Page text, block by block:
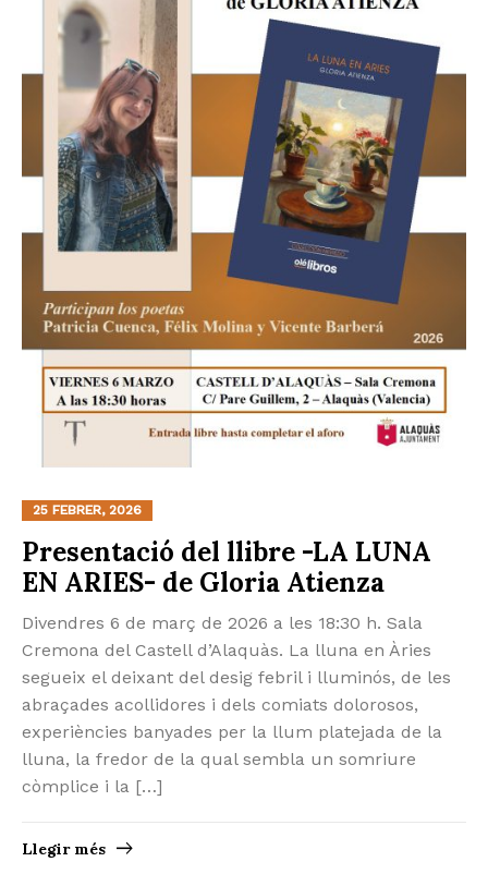
25 FEBRER, 2026
Presentació del llibre -LA LUNA
EN ARIES- de Gloria Atienza
Divendres 6 de març de 2026 a les 18:30 h. Sala
Cremona del Castell d’Alaquàs. La lluna en Àries
segueix el deixant del desig febril i lluminós, de les
abraçades acollidores i dels comiats dolorosos,
experiències banyades per la llum platejada de la
lluna, la fredor de la qual sembla un somriure
còmplice i la […]
Llegir més